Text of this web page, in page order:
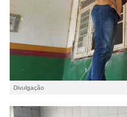
Divulgação